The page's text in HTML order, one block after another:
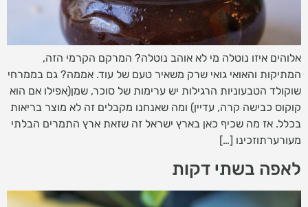
אלוהים איזו נוטלה מי לא אוהב נוטלה? המרקם הקרמי הזה,
המתיקות והאואי גואי שרק משאיר טעם של עוד. אממה? גם בממרחי
שוקולד הטבעוניות הרגילות יש ערימות של סוכר, שמן(אפילו אם הוא
קוקוס כבישה קרה, עדיין) ומה שאנחנו מקבלים זה לא מוצר בריאות
בכלל. אז מה שכיף כאן בארץ ישראל זה שזאת ארץ התמרים הבלתי
מעורערתוזכינו […]
לאפה בשתי דקות